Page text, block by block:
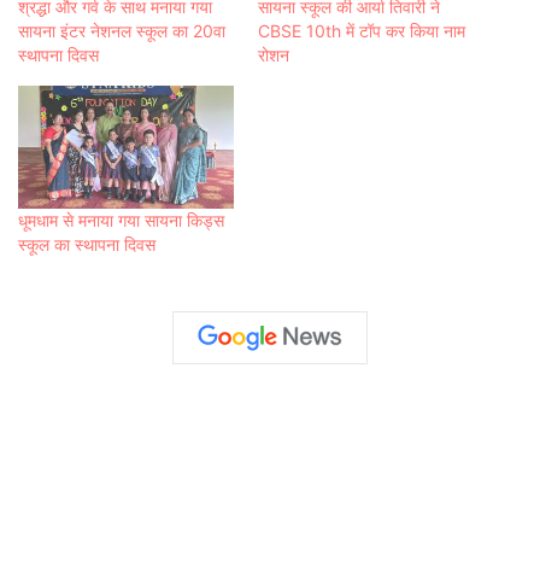
श्रद्धा और गर्व के साथ मनाया गया
सायना इंटर नेशनल स्कूल का 20वा
स्थापना दिवस
सायना स्कूल की आर्या तिवारी ने
CBSE 10th में टॉप कर किया नाम
रोशन
धूमधाम से मनाया गया सायना किड्स
स्कूल का स्थापना दिवस